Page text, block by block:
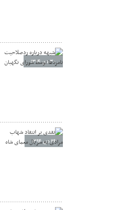
۳۰ دی ۱۳۹۴
۲۶ دی ۱۳۹۴